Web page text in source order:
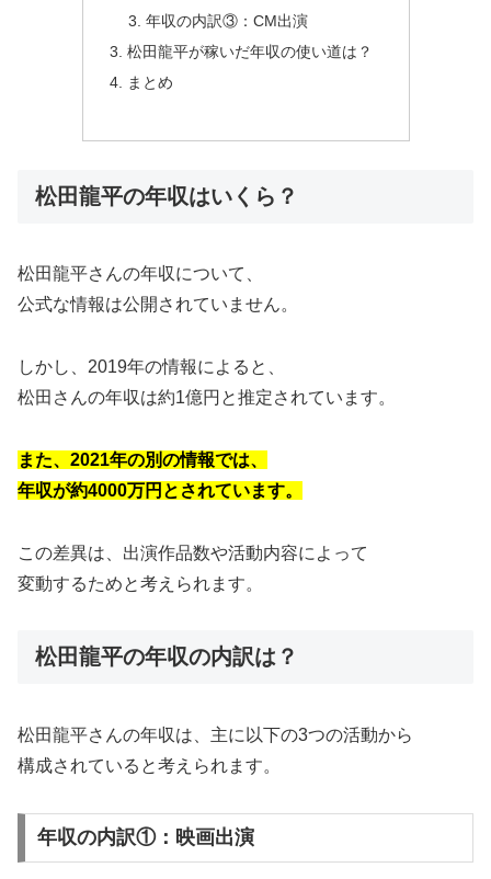
年収の内訳③：CM出演
松田龍平が稼いだ年収の使い道は？
まとめ
松田龍平の年収はいくら？
松田龍平さんの年収について、
公式な情報は公開されていません。
しかし、2019年の情報によると、
松田さんの年収は約1億円と推定されています。
また、2021年の別の情報では、
年収が約4000万円とされています。
この差異は、出演作品数や活動内容によって
変動するためと考えられます。
松田龍平の年収の内訳は？
松田龍平さんの年収は、主に以下の3つの活動から
構成されていると考えられます。
年収の内訳①：映画出演